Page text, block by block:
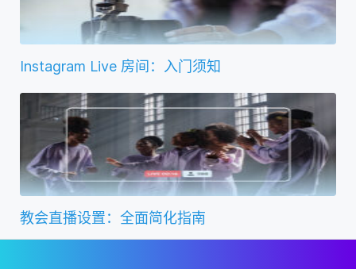
Instagram Live 房间：入门须知
教会直播设置：全面简化指南